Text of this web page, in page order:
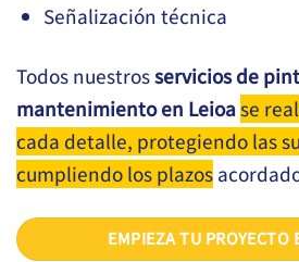
Señalización técnica
Todos nuestrosservicios de
mantenimiento en Leioase
cada detalle, protegiendo las
cumpliendo los plazos
EMPIEZA TU PROYECTO